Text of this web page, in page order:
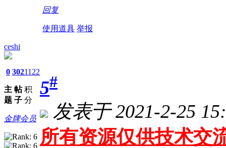
回复
使用道具 举报
ceshi
0
主
题
302
帖
子
1122
积
分
金牌会员
5#
发表于 2021-2-25
所有资源仅供技术交